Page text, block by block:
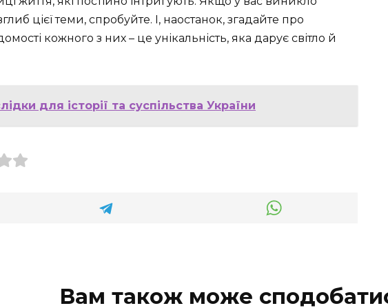
цієї теми, спробуйте. І, наостанок, згадайте про
кожного з них – це унікальність, яка дарує світло й
для історії та суспільства України
Вам також може